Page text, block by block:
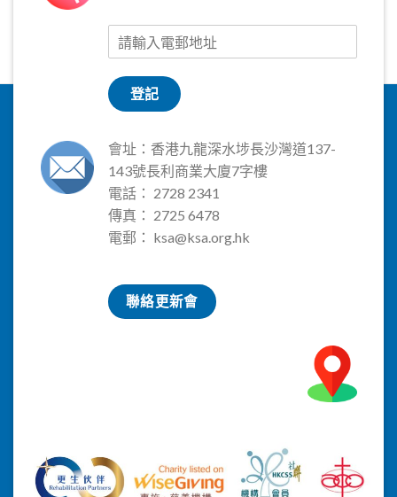
登記
會址：香港九龍深水埗長沙灣道137-
143號長利商業大廈7字樓
電話： 2728 2341
傳真： 2725 6478
電郵： ksa@ksa.org.hk
聯絡更新會